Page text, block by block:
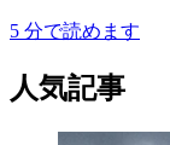
5 分で読めます
人気記事